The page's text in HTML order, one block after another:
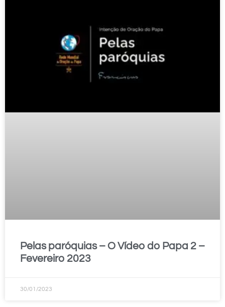
Pelas paróquias – O Vídeo do Papa 2 –
Fevereiro 2023
30/01/2023